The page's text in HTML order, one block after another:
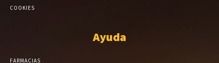
COOKIES
Ayuda
FARMACIAS